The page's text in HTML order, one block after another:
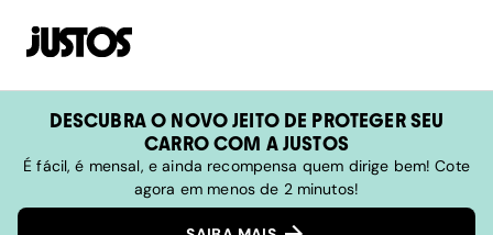
DESCUBRA O NOVO JEITO DE PROTEGER SEU
CARRO COM A JUSTOS
É fácil, é mensal, e ainda recompensa quem dirige bem! Cote
agora em menos de 2 minutos!